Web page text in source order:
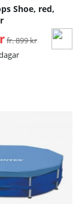
Shoe, red,
Ordinarie pris:
fr. 899 kr